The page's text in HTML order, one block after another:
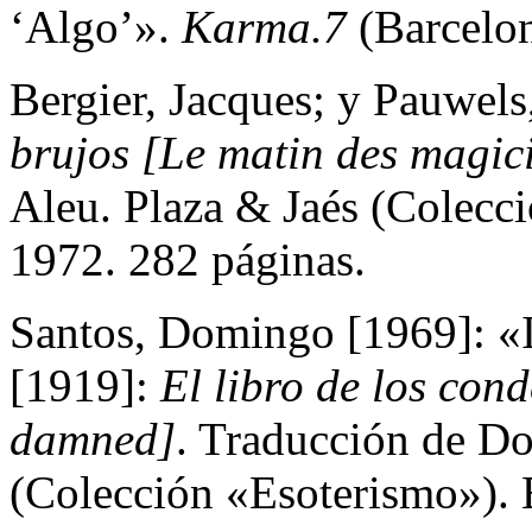
‘Algo’». Karma.7
Bergier, Jacques; y
brujos [Le matin des
Aleu. Plaza & Jaés
1972. 282 páginas.
Santos, Domingo [1969]:
[1919]: El libro de los
damned]. Traducción de
(Colección «Esoterismo»).